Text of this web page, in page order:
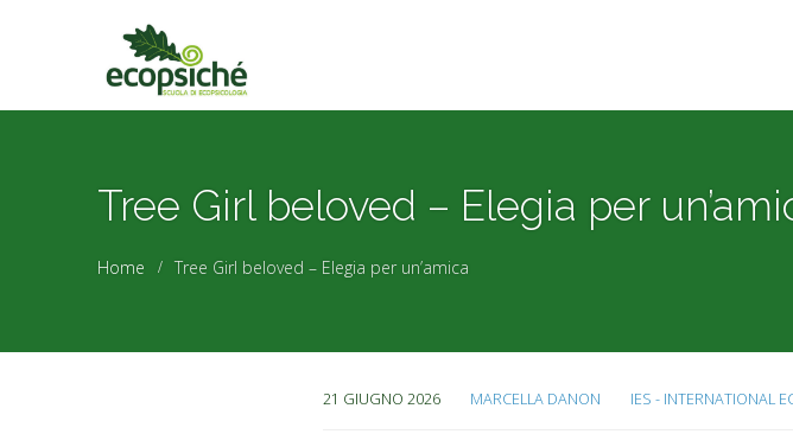
Tree Girl beloved – Elegia per
Home Tree Girl beloved – Elegia per un’amica
21 GIUGNO 2026 MARCELLA DANON IES - INTERNATIONAL